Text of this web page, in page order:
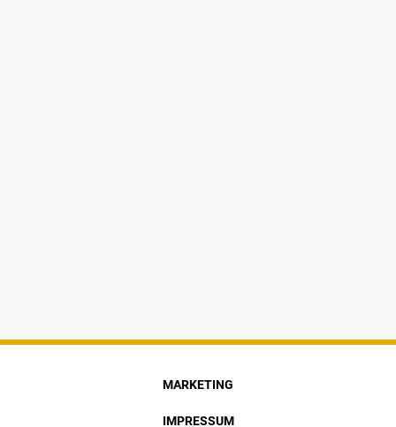
MARKETING
IMPRESSUM